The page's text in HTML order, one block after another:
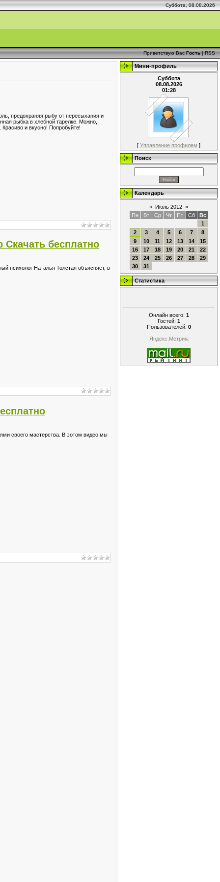
Суббота, 08.08.2026
Приветствую Вас Гость|RSS
предохраняя рыбу от пересыхания и
рыбка в хлебной тарелке. Можно,
и вкусно! Попробуйте!
Скачать бесплатно
психолог Наталья Толстая объясняет, в
своего мастерства. В эотом видео мы
Мини-профиль
Суббота
08.08.2026
01:28
[ Управление профилем ]
Поиск
Календарь
« Июль 2012 »
Пн
Вт Ср Чт Пт Сб
Вс
1
2
3 4 5 6 7
8
9
10 11 12 13 14
15
16
17 18 19 20 21
22
23
24 25 26 27 28
29
30
31
Статистика
Онлайн всего: 1
Гостей: 1
Пользователей: 0